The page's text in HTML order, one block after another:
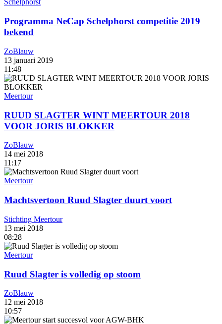
Schelphorst
Programma NeCap Schelphorst competitie 2019
bekend
ZoBlauw
13 januari 2019
11:48
Meertour
RUUD SLAGTER WINT MEERTOUR 2018
VOOR JORIS BLOKKER
ZoBlauw
14 mei 2018
11:17
Meertour
Machtsvertoon Ruud Slagter duurt voort
Stichting Meertour
13 mei 2018
08:28
Meertour
Ruud Slagter is volledig op stoom
ZoBlauw
12 mei 2018
10:57